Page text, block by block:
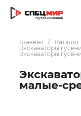
Главная
Экскаваторы
Экскаваторы
малые-